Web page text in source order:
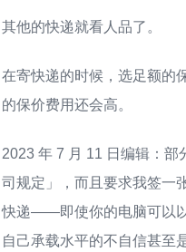
其他的快递就看人品了。
在寄快递的时候，选足额的
的保价费用还会高。
2023 年 7 月 11 日编辑：
司规定」，而且要求我签一
快递——即使你的电脑可以
自己承载水平的不自信甚至